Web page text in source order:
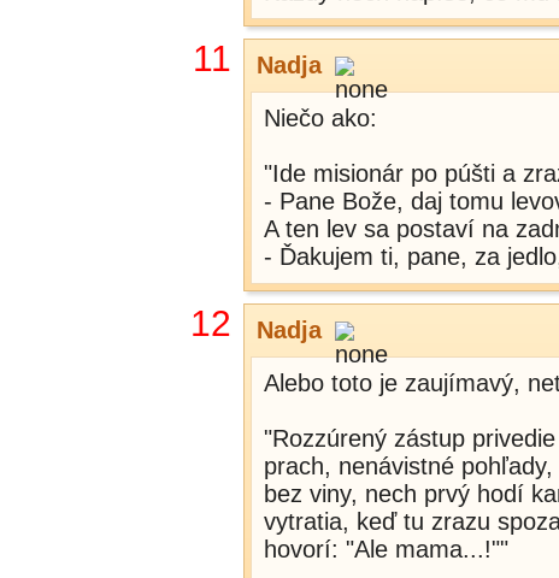
11 Nadja
Niečo ako:
"Ide misionár po púšti a
- Pane Bože, daj tomu
A ten lev sa postaví na
- Ďakujem ti, pane, za
12 Nadja
Alebo toto je zaujímavý,
"Rozzúrený zástup
prach, nenávistné
bez viny, nech prvý hodí
vytratia, keď tu zrazu
hovorí: "Ale mama...!""